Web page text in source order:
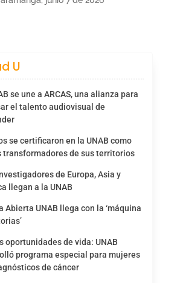
U
se une a ARCAS, una alianza para
el talento audiovisual de
se certificaron en la UNAB como
transformadores de sus territorios
de Europa, Asia y
llegan a la UNAB
Abierta UNAB llega con la ‘máquina
oportunidades de vida: UNAB
programa especial para mujeres
de cáncer